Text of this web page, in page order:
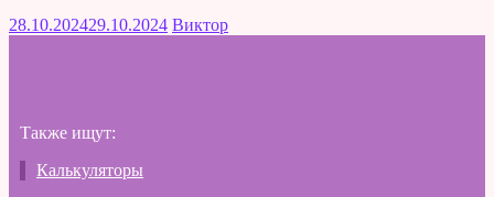
28.10.202429.10.2024 Виктор
Также ищут:
Калькуляторы